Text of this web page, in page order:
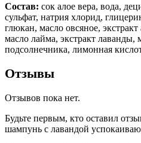
Состав: сок алое вера, вода,
сульфат, натрия хлорид,
глюкан, масло овсяное,
масло лайма, экстракт лаванды,
подсолнечника, лимонная
Отзывы
Отзывов пока нет.
Будьте первым, кто оставил
шампунь с лавандой